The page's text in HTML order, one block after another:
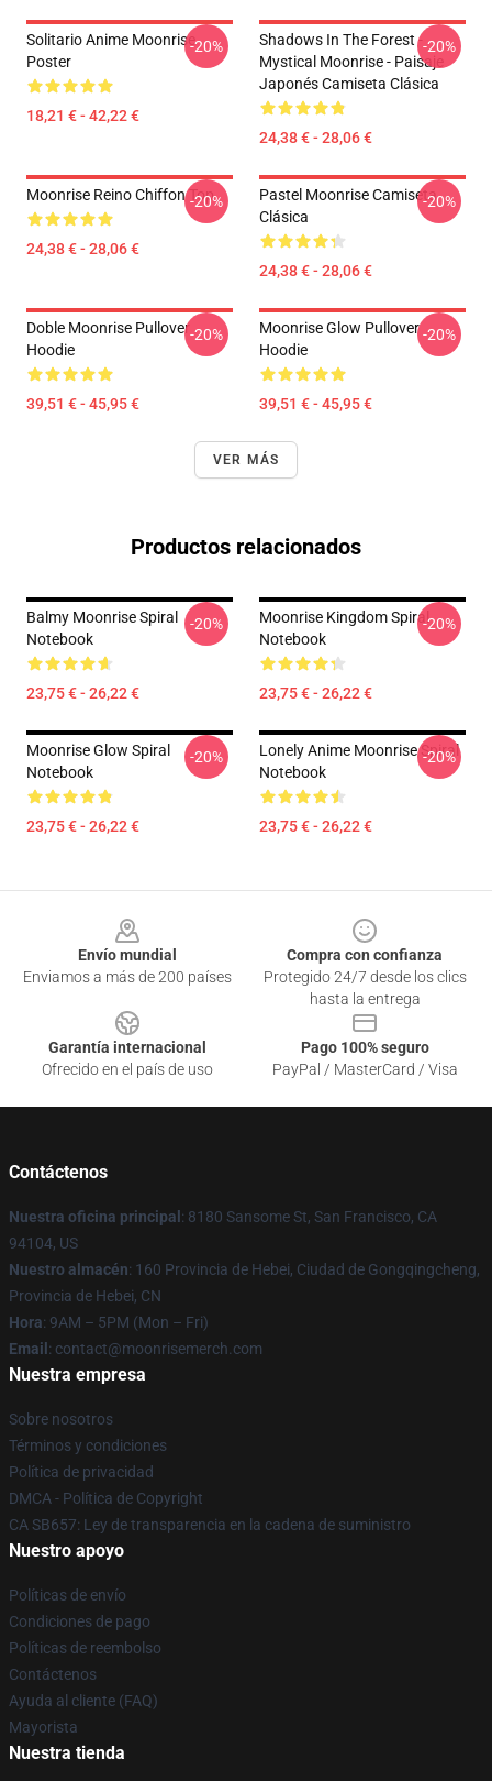
Solitario Anime Moonrise
Poster
18,21 € - 42,22 €
-20%
Shadows In The Forest -
Mystical Moonrise - Paisaje
Japonés Camiseta Clásica
24,38 € - 28,06 €
-20%
Moonrise Reino Chiffon Top
24,38 € - 28,06 €
-20%
Pastel Moonrise Camiseta
Clásica
24,38 € - 28,06 €
-20%
Doble Moonrise Pullover
Hoodie
39,51 € - 45,95 €
-20%
Moonrise Glow Pullover
Hoodie
39,51 € - 45,95 €
-20%
VER MÁS
Productos relacionados
Balmy Moonrise Spiral
Notebook
23,75 € - 26,22 €
-20%
Moonrise Kingdom Spiral
Notebook
23,75 € - 26,22 €
-20%
Moonrise Glow Spiral
Notebook
23,75 € - 26,22 €
-20%
Lonely Anime Moonrise Spiral
Notebook
23,75 € - 26,22 €
-20%
Envío mundial
Enviamos a más de 200 países
Compra con confianza
Protegido 24/7 desde los clics
hasta la entrega
Garantía internacional
Ofrecido en el país de uso
Pago 100% seguro
PayPal / MasterCard / Visa
Contáctenos
Nuestra oficina principal : 8180 Sansome St, San Francisco, CA
94104, US
Nuestro almacén: 160 Provincia de Hebei, Ciudad de Gongqingcheng,
Provincia de Hebei, CN
Hora: 9AM – 5PM (Mon – Fri)
Email : contact@moonrisemerch.com
Nuestra empresa
Sobre nosotros
Términos y condiciones
Política de privacidad
DMCA - Política de Copyright
CA SB657: Ley de transparencia en la cadena de suministro
Nuestro apoyo
Políticas de envío
Condiciones de pago
Políticas de reembolso
Contáctenos
Ayuda al cliente (FAQ)
Mayorista
Nuestra tienda